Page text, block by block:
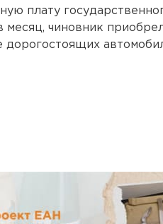
плату
в месяц, чиновник
дорогостоящих